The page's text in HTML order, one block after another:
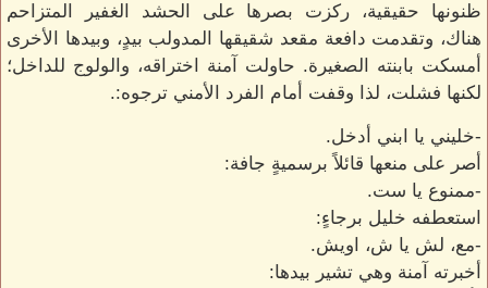
ظنونها حقيقية، ركزت بصرها على الحشد الغفير المتزاحم
هناك، وتقدمت دافعة مقعد شقيقها المدولب بيدٍ، وبيدها الأخرى
أمسكت بابنته الصغيرة. حاولت آمنة اختراقه، والولوج للداخل؛
لكنها فشلت، لذا وقفت أمام الفرد الأمني ترجوه:.
-خليني يا ابني أدخل.
أصر على منعها قائلاً برسميةٍ جافة:
-ممنوع يا ست.
استعطفه خليل برجاءٍ:
-مع، لش يا ش، اويش.
أخبرته آمنة وهي تشير بيدها: